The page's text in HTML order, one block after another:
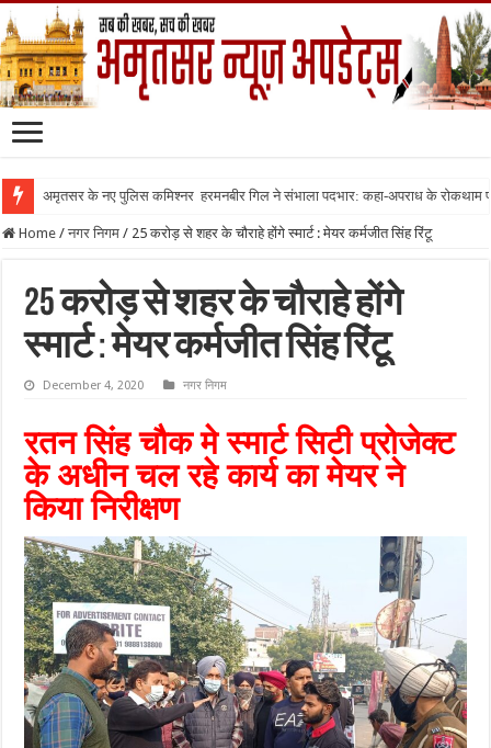
अमृतसर के नए पुलिस कमिश्नर हरमनबीर गिल ने संभाला पदभार: कहा-अपराध के रोकथाम
Home / नगर निगम / 25 करोड़ से शहर के चौराहे होंगे स्मार्ट : मेयर कर्मजीत सिंह रिंटू
25 करोड़ से शहर के चौराहे होंगे
स्मार्ट : मेयर कर्मजीत सिंह रिंटू
December 4, 2020 नगर निगम
रतन सिंह चौक मे स्मार्ट सिटी प्रोजेक्ट
के अधीन चल रहे कार्य का मेयर ने
किया निरीक्षण